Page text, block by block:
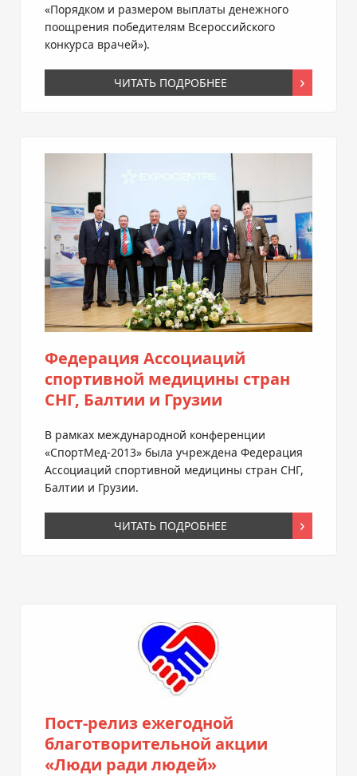
«Порядком и размером выплаты денежного
поощрения победителям Всероссийского
конкурса врачей»).
ЧИТАТЬ ПОДРОБНЕЕ
Федерация Ассоциаций
спортивной медицины стран
СНГ, Балтии и Грузии
В рамках международной конференции
«СпортМед-2013» была учреждена Федерация
Ассоциаций спортивной медицины стран СНГ,
Балтии и Грузии.
ЧИТАТЬ ПОДРОБНЕЕ
Пост-релиз ежегодной
благотворительной акции
«Люди ради людей»